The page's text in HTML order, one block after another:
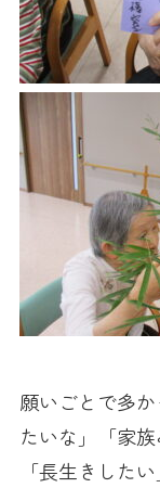
願いごとで多
たいな」「家
「長生きした